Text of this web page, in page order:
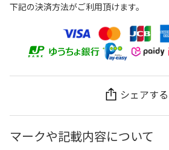
下記の決済方法がご利用頂けます。
シェアする
マークや記載内容について